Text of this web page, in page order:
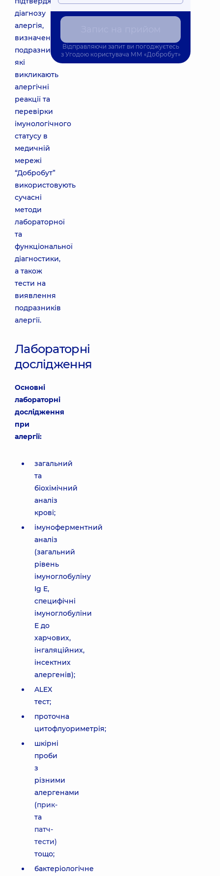
діагнозу
алергія,
визначення
подразників,
які
викликають
алергічні
реакції та
перевірки
імунологічного
статусу в
медичній
мережі
“Добробут”
використовують
сучасні
методи
лабораторної
та
функціональної
діагностики,
а також
тести на
виявлення
подразників
алергії.
Лабораторні
дослідження
Основні
лабораторні
дослідження
при
алергії:
загальний
та
біохімічний
аналіз
крові;
імуноферментний
аналіз
(загальний
рівень
імуноглобуліну
Ig E,
специфічні
імуноглобуліни
E до
харчових,
інгаляційних,
інсектних
алергенів);
ALEX
тест;
проточна
цитофлуориметрія;
шкірні
проби
з
різними
алергенами
(прик-
та
патч-
тести)
тощо;
бактеріологічне
Відправляючи запит ви погоджуєтесь
з Угодою користувача ММ «Добробут»